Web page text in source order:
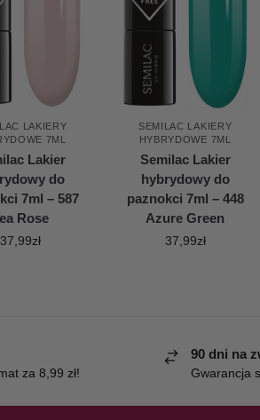
LAKIERY
7ML
Lakier
do
7ml – 587
Rose
37,99zł
SEMILAC LAKIERY
HYBRYDOWE 7ML
Semilac Lakier
hybrydowy do
paznokci 7ml – 448
Azure Green
37,99zł
za 8,99 zł!
90 dni na
Gwarancja